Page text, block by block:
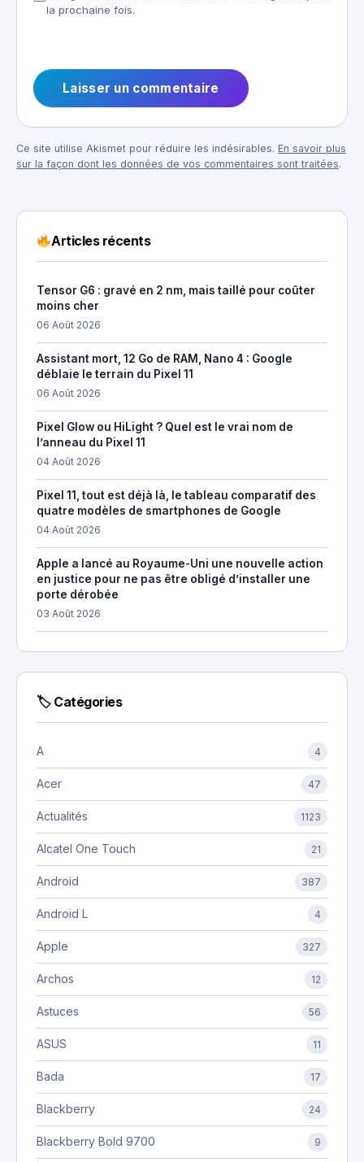
la prochaine fois.
Ce site utilise Akismet pour réduire les indésirables. En savoir plus
sur la façon dont les données de vos commentaires sont traitées.
Articles récents
Tensor G6 : gravé en 2 nm, mais taillé pour coûter
moins cher
06 Août 2026
Assistant mort, 12 Go de RAM, Nano 4 : Google
déblaie le terrain du Pixel 11
06 Août 2026
Pixel Glow ou HiLight ? Quel est le vrai nom de
l’anneau du Pixel 11
04 Août 2026
Pixel 11, tout est déjà là, le tableau comparatif des
quatre modèles de smartphones de Google
04 Août 2026
Apple a lancé au Royaume-Uni une nouvelle action
en justice pour ne pas être obligé d’installer une
porte dérobée
03 Août 2026
🏷 Catégories
A 4
Acer 47
Actualités 1123
Alcatel One Touch 21
Android 387
Android L 4
Apple 327
Archos 12
Astuces 56
ASUS 11
Bada 17
Blackberry 24
Blackberry Bold 9700 9